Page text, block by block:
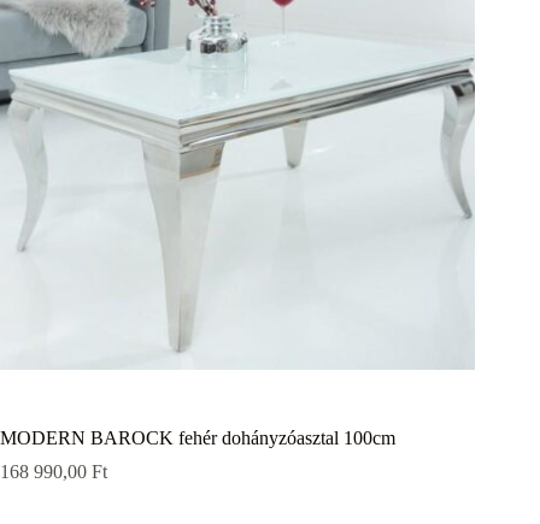
MODERN BAROCK fehér dohányzóasztal 100cm
168 990,00 Ft